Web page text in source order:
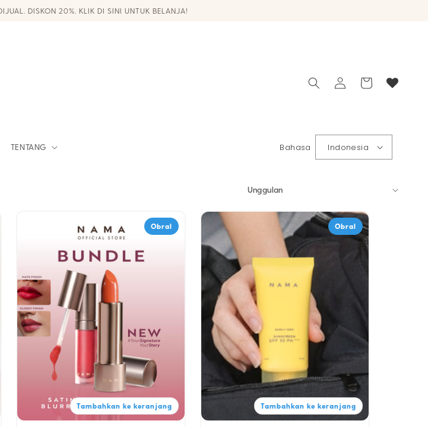
UNTUK PESANAN PERTAMA ANDA!
TENTANG Bahasa Indonesia
LoginKeranjang
Obral
Tambahkan ke keranjang
Obral
Tambahkan ke keranjang